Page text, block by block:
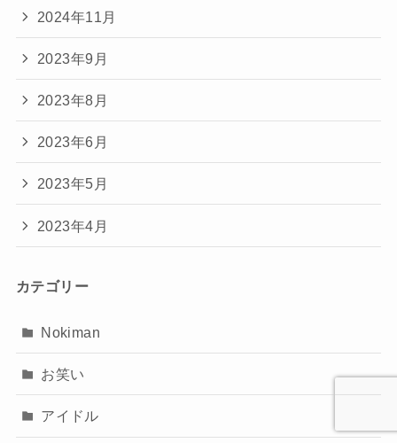
2024年11月
2023年9月
2023年8月
2023年6月
2023年5月
2023年4月
カテゴリー
Nokiman
お笑い
アイドル